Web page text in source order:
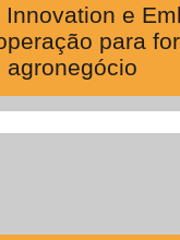
Innovation e
para
agronegócio